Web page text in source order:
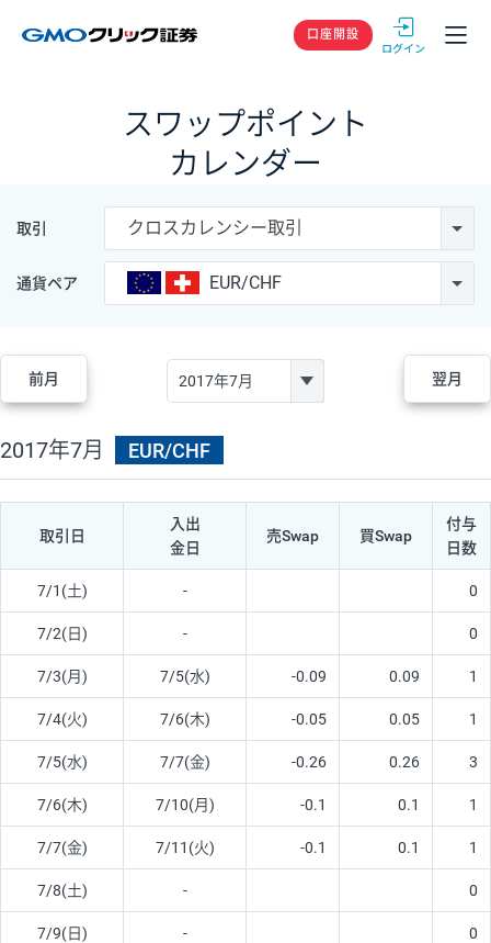
GMOクリック
口座開設
スワップポイント
カレンダー
取引 クロスカレンシー取引
通貨ペア EUR/CHF
前月 翌月
2017年7月 EUR/CHF
取引日
入出
金日
売Swap 買Swap
付与
日数
7/1(土) - 0
7/2(日) - 0
7/3(月) 7/5(水) -0.09 0.09 1
7/4(火) 7/6(木) -0.05 0.05 1
7/5(水) 7/7(金) -0.26 0.26 3
7/6(木) 7/10(月) -0.1 0.1 1
7/7(金) 7/11(火) -0.1 0.1 1
7/8(土) - 0
7/9(日) - 0